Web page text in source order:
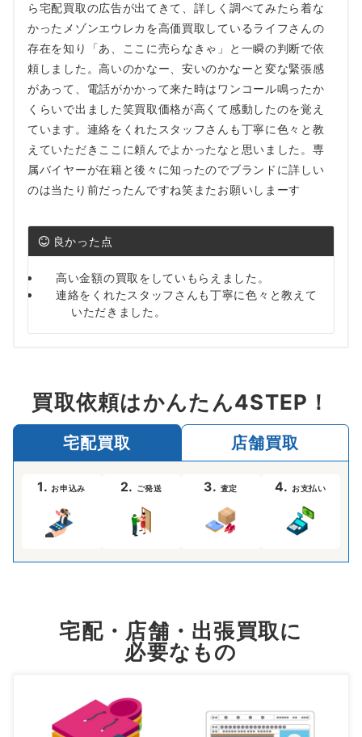
ら宅配買取の広告が出てきて、詳しく調べてみたら着な
かったメゾンエウレカを高価買取しているライフさんの
存在を知り「あ、ここに売らなきゃ」と一瞬の判断で依
頼しました。高いのかなー、安いのかなーと変な緊張感
があって、電話がかかって来た時はワンコール鳴ったか
くらいで出ました笑買取価格が高くて感動したのを覚え
ています。連絡をくれたスタッフさんも丁寧に色々と教
えていただきここに頼んでよかったなと思いました。専
属バイヤーが在籍と後々に知ったのでブランドに詳しい
のは当たり前だったんですね笑またお願いしまーす
良かった点
高い金額の買取をしていもらえました。
連絡をくれたスタッフさんも丁寧に色々と教えて
いただきました。
買取依頼はかんたん4STEP！
宅配買取 店舗買取
1.お申込み 2. ご発送 3. 査定 4. お支払い
宅配・店舗・出張買取に
必要なもの